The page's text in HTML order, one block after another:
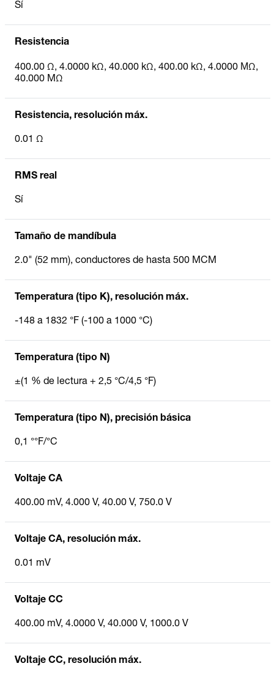
Sí
Resistencia
400.00 Ω, 4.0000 kΩ, 40.000 kΩ, 400.00 kΩ, 4.0000 ΜΩ,
40.000 MΩ
Resistencia, resolución máx.
0.01 Ω
RMS real
Sí
Tamaño de mandíbula
2.0" (52 mm), conductores de hasta 500 MCM
Temperatura (tipo K), resolución máx.
-148 a 1832 °F (-100 a 1000 °C)
Temperatura (tipo N)
±(1 % de lectura + 2,5 °C/4,5 °F)
Temperatura (tipo N), precisión básica
0,1 °°F/°C
Voltaje CA
400.00 mV, 4.000 V, 40.00 V, 750.0 V
Voltaje CA, resolución máx.
0.01 mV
Voltaje CC
400.00 mV, 4.0000 V, 40.000 V, 1000.0 V
Voltaje CC, resolución máx.